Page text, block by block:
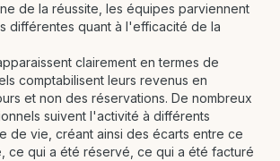
de la réussite, les équipes parviennent
différentes quant à l'efficacité de la
clairement en termes de
comptabilisent leurs revenus en
et non des réservations. De nombreux
suivent l'activité à différents
de vie, créant ainsi des écarts entre ce
ce qui a été réservé, ce qui a été facturé